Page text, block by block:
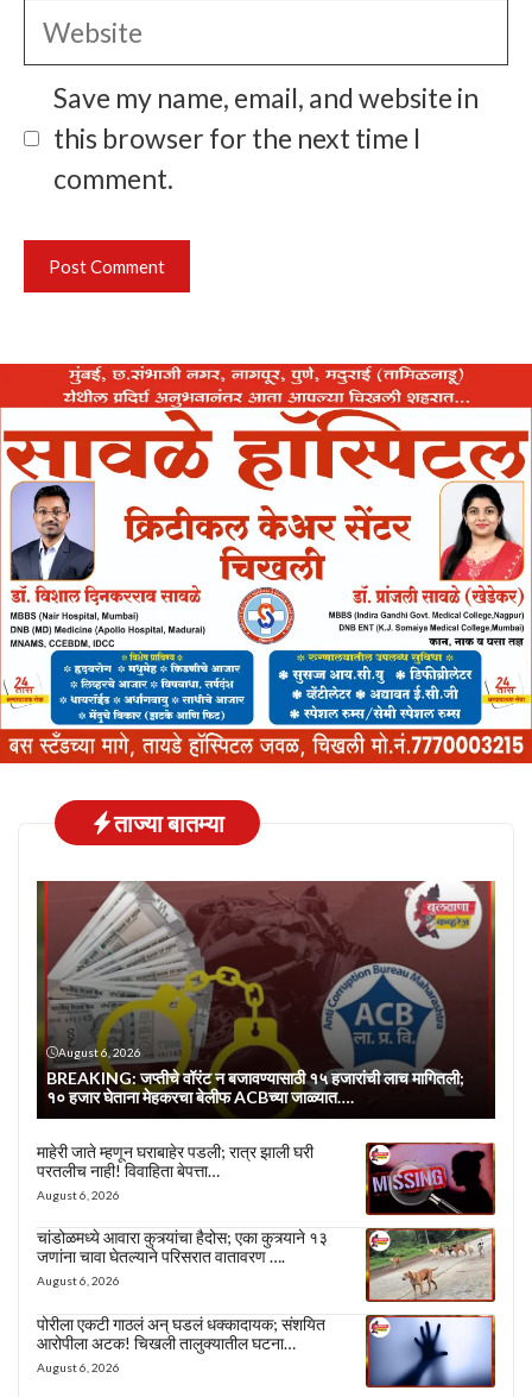
Website
Save my name, email, and website in
this browser for the next time I
comment.
ताज्या बातम्या
August 6, 2026
BREAKING: जप्तीचे वॉरंट न बजावण्यासाठी १५ हजारांची लाच मागितली;
१० हजार घेताना मेहकरचा बेलीफ ACBच्या जाळ्यात….
माहेरी जाते म्हणून घराबाहेर पडली; रात्र झाली घरी
परतलीच नाही! विवाहिता बेपत्ता…
August 6, 2026
चांडोळमध्ये आवारा कुत्र्यांचा हैदोस; एका कुत्र्याने १३
जणांना चावा घेतल्याने परिसरात वातावरण ….
August 6, 2026
पोरीला एकटी गाठलं अन् घडलं धक्कादायक; संशयित
आरोपीला अटक! चिखली तालुक्यातील घटना…
August 6, 2026